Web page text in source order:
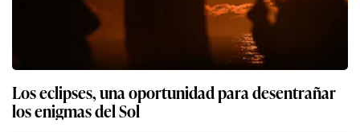
Los eclipses, una oportunidad para desentrañar
los enigmas del Sol